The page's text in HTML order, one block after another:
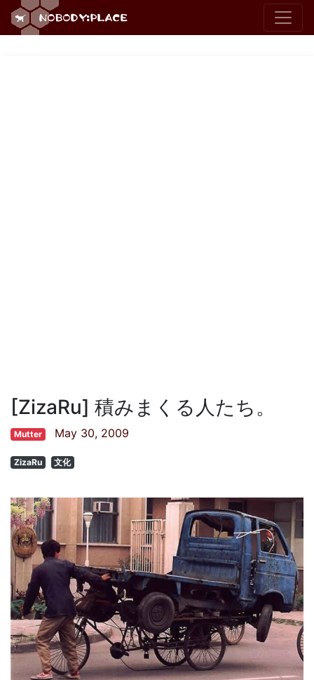
[ZizaRu] 積みまくる人たち。
Mutter May 30, 2009
ZizaRu 文化